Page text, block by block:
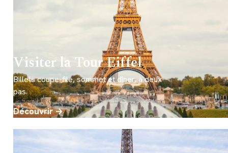
Visiter la Tour Eiffel
Billets coupe-file, sommet et dîner, à deux
pas.
Découvrir →